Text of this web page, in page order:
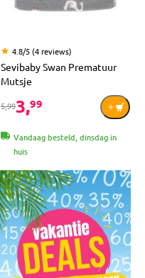
4.8/5 (4 reviews)
Sevibaby Swan Prematuur
Mutsje
5,993,99
Vandaag besteld, dinsdag in
huis